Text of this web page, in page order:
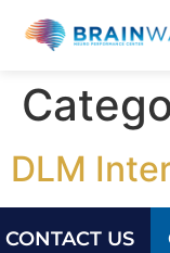
DLM
CONTACT US